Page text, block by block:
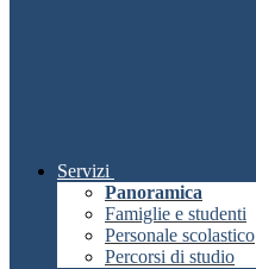
Servizi
Panoramica
Famiglie e studenti
Personale scolastico
Percorsi di studio